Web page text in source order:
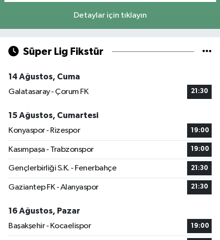
Detaylar için tıklayın
Süper Lig Fikstür
14 Ağustos, Cuma
Galatasaray - Çorum FK
21:30
15 Ağustos, Cumartesi
Konyaspor - Rizespor
19:00
Kasımpaşa - Trabzonspor 19:00
Gençlerbirliği S.K. - Fenerbahçe 21:30
Gaziantep FK - Alanyaspor 21:30
16 Ağustos, Pazar
Başakşehir - Kocaelispor
19:00